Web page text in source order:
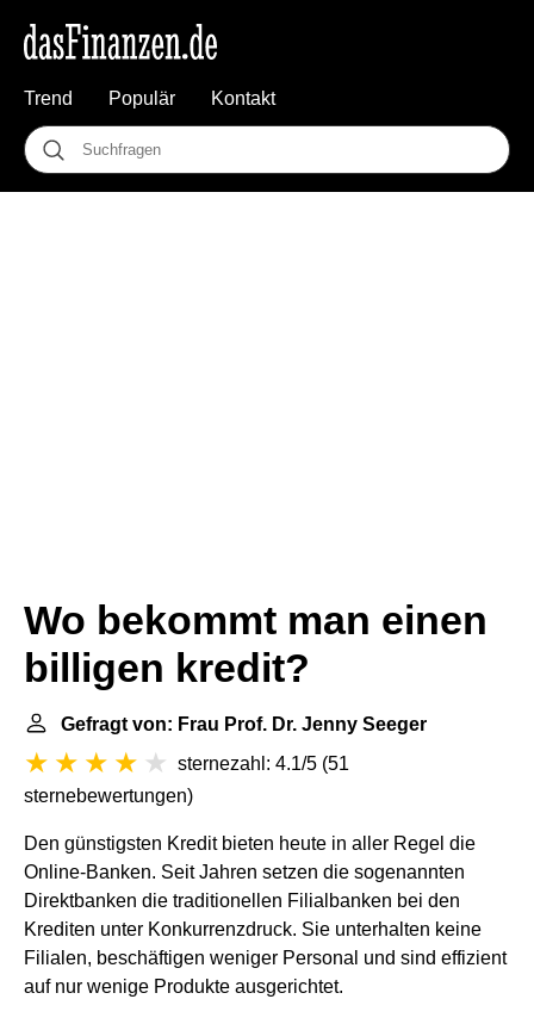
Trend Populär Kontakt
Wo bekommt man einen
billigen kredit?
Gefragt von: Frau Prof. Dr. Jenny Seeger
sternezahl: 4.1/5 (51
sternebewertungen)
Den günstigsten Kredit bieten heute in aller Regel die
Online-Banken. Seit Jahren setzen die sogenannten
Direktbanken die traditionellen Filialbanken bei den
Krediten unter Konkurrenzdruck. Sie unterhalten keine
Filialen, beschäftigen weniger Personal und sind effizient
auf nur wenige Produkte ausgerichtet.